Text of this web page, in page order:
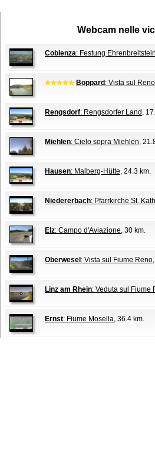
Webcam nelle
Coblenza: Festung Ehrenbreitstein
Boppard : Vista sul Reno
Rengsdorf: Rengsdorfer Land ,
Miehlen: Cielo sopra Miehlen,
Hausen: Malberg-Hütte, 24.3 km.
Niedererbach: Pfarrkirche St.
Elz: Campo d'Aviazione, 30 km.
Oberwesel : Vista sul Fiume Reno
Linz am Rhein: Veduta sul Fiume
Ernst: Fiume Mosella, 36.4 km.